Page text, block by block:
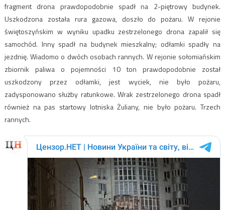
fragment drona prawdopodobnie spadł na 2-piętrowy budynek.
Uszkodzona została rura gazowa, doszło do pożaru. W rejonie
świętoszyńskim w wyniku upadku zestrzelonego drona zapalił się
samochód. Inny spadł na budynek mieszkalny; odłamki spadły na
jezdnię. Wiadomo o dwóch osobach rannych. W rejonie sołomiańskim
zbiornik paliwa o pojemności 10 ton prawdopodobnie został
uszkodzony przez odłamki, jest wyciek, nie było pożaru,
zadysponowano służby ratunkowe. Wrak zestrzelonego drona spadł
również na pas startowy lotniska Żuliany, nie było pożaru. Trzech
rannych.